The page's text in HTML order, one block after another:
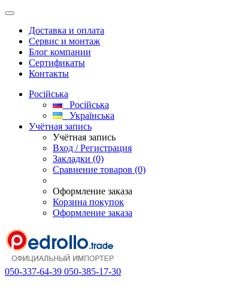
Доставка и оплата
Сервис и монтаж
Блог компании
Сертификаты
Контакты
Російська
Російська
Українська
Учётная запись
Учётная запись
Вход / Регистрация
Закладки (0)
Сравнение товаров (0)
Оформление заказа
Корзина покупок
Оформление заказа
050-337-64-39 050-385-17-30